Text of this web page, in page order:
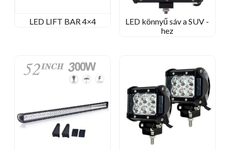
LED LIFT BAR 4×4
LED könnyű sáv a SUV -
hez